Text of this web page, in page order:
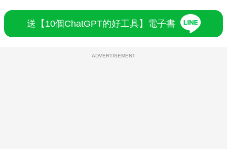
送【10個ChatGPT的好工具】電子書
ADVERTISEMENT